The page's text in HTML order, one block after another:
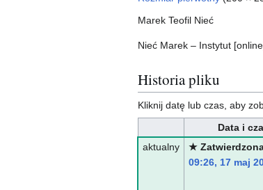
Marek Teofil Nieć
Nieć Marek – Instytut
Historia pliku
Kliknij datę lub czas, aby
Data i
aktualny
★
09:26, 17 maj